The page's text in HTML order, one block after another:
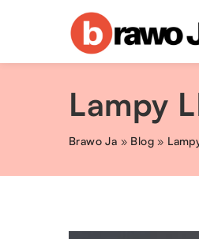
Lampy
Brawo Ja » Blog »